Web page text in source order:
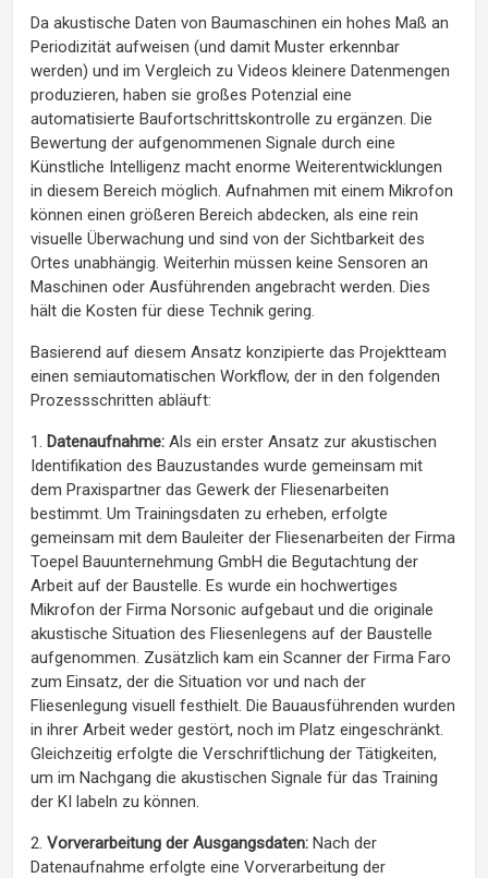
Da akustische Daten von Baumaschinen ein hohes Maß an
Periodizität aufweisen (und damit Muster erkennbar
werden) und im Vergleich zu Videos kleinere Datenmengen
produzieren, haben sie großes Potenzial eine
automatisierte Baufortschrittskontrolle zu ergänzen. Die
Bewertung der aufgenommenen Signale durch eine
Künstliche Intelligenz macht enorme Weiterentwicklungen
in diesem Bereich möglich. Aufnahmen mit einem Mikrofon
können einen größeren Bereich abdecken, als eine rein
visuelle Überwachung und sind von der Sichtbarkeit des
Ortes unabhängig. Weiterhin müssen keine Sensoren an
Maschinen oder Ausführenden angebracht werden. Dies
hält die Kosten für diese Technik gering.
Basierend auf diesem Ansatz konzipierte das Projektteam
einen semiautomatischen Workflow, der in den folgenden
Prozessschritten abläuft:
1. Datenaufnahme: Als ein erster Ansatz zur akustischen
Identifikation des Bauzustandes wurde gemeinsam mit
dem Praxispartner das Gewerk der Fliesenarbeiten
bestimmt. Um Trainingsdaten zu erheben, erfolgte
gemeinsam mit dem Bauleiter der Fliesenarbeiten der Firma
Toepel Bauunternehmung GmbH die Begutachtung der
Arbeit auf der Baustelle. Es wurde ein hochwertiges
Mikrofon der Firma Norsonic aufgebaut und die originale
akustische Situation des Fliesenlegens auf der Baustelle
aufgenommen. Zusätzlich kam ein Scanner der Firma Faro
zum Einsatz, der die Situation vor und nach der
Fliesenlegung visuell festhielt. Die Bauausführenden wurden
in ihrer Arbeit weder gestört, noch im Platz eingeschränkt.
Gleichzeitig erfolgte die Verschriftlichung der Tätigkeiten,
um im Nachgang die akustischen Signale für das Training
der KI labeln zu können.
2. Vorverarbeitung der Ausgangsdaten: Nach der
Datenaufnahme erfolgte eine Vorverarbeitung der